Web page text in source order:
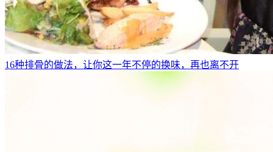
16种排骨的做法，让你这一年不停的换味，再也离不开